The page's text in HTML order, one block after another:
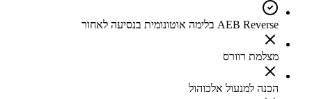
AEB Reverse בלימה אוטונומית בנסיעה לאחור
מצלמת רוורס
הכנה למנעול אלכוהול